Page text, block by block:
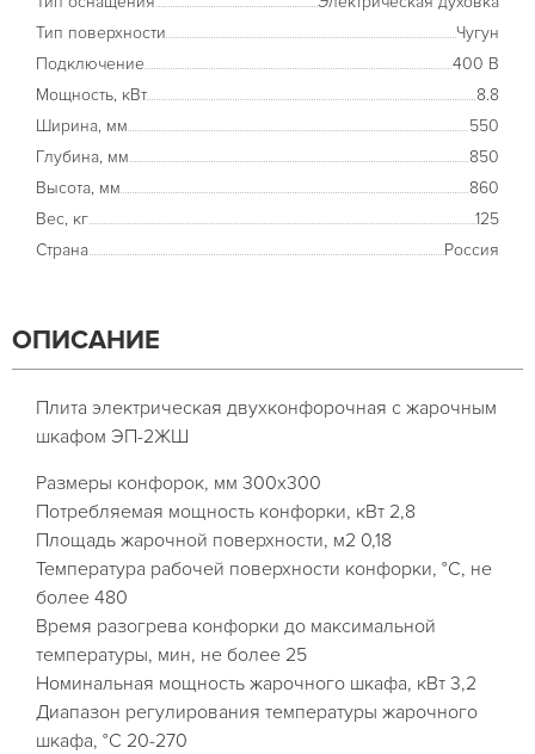
Тип поверхности
Чугун
Подключение
400 В
Мощность, кВт
8.8
Ширина, мм
550
Глубина, мм
850
Высота, мм
860
Вес, кг
125
Страна
Россия
ОПИСАНИЕ
Плита электрическая двухконфорочная с жарочным
шкафом ЭП-2ЖШ
Размеры конфорок, мм 300x300
Потребляемая мощность конфорки, кВт 2,8
Площадь жарочной поверхности, м2 0,18
Температура рабочей поверхности конфорки, °C, не
более 480
Время разогрева конфорки до максимальной
температуры, мин, не более 25
Номинальная мощность жарочного шкафа, кВт 3,2
Диапазон регулирования температуры жарочного
шкафа, °C 20-270